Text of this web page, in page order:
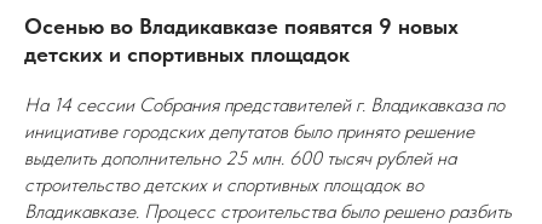
Осенью во Владикавказе появятся 9 новых
детских и спортивных площадок
На 14 сессии Собрания представителей г. Владикавказа по
инициативе городских депутатов было принято решение
выделить дополнительно 25 млн. 600 тысяч рублей на
строительство детских и спортивных площадок во
Владикавказе. Процесс строительства было решено разбить